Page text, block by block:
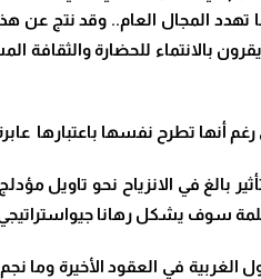
المجال العام.. وقد نتج عن
بالانتماء للحضارة والثقافة
أنها تطرح نفسها باعتبارها
بالغ في الانزياح نحو تاويل
سوف يشكل رهانا
في العقود الأخيرة وما